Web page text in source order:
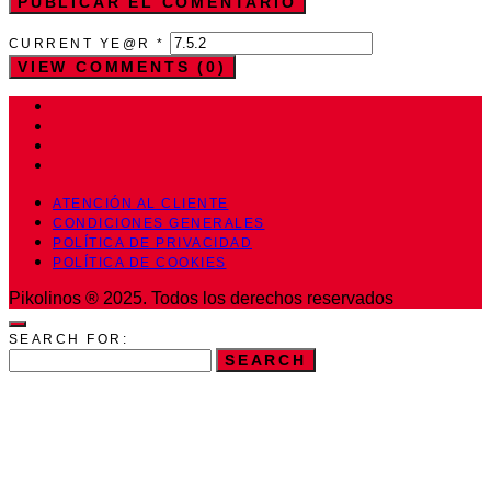
CURRENT YE@R*
VIEW COMMENTS (0)
ATENCIÓN AL CLIENTE
CONDICIONES GENERALES
POLÍTICA DE PRIVACIDAD
POLÍTICA DE COOKIES
Pikolinos ® 2025. Todos los derechos reservados
SEARCH FOR:
SEARCH